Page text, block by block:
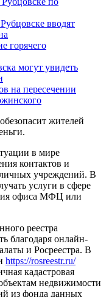
вводят
горячего
могут увидеть
на пересечении
жителей
в мире
контактов и
учреждений. В
услуги в сфере
офиса МФЦ или
реестра
благодаря онлайн-
и Росреестра. В
https://rosreestr.ru/
кадастровая
недвижимости
из фонда данных